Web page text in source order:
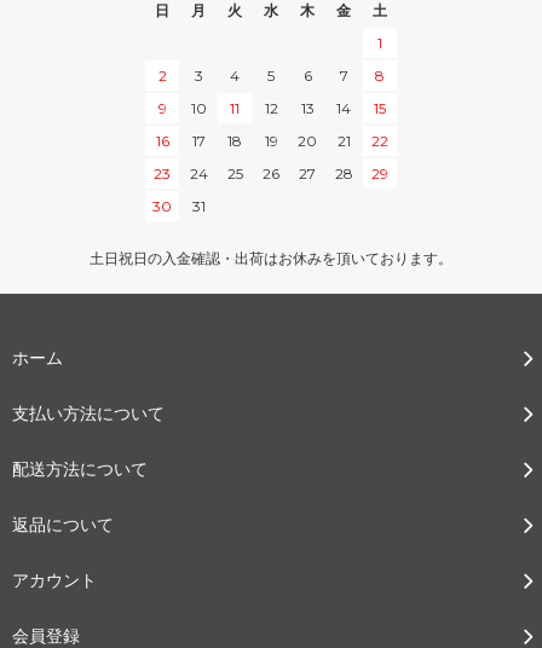
日
月 火 水 木 金
土
1
2
3 4 5 6 7
8
9
10 11 12 13 14
15
16
17 18 19 20 21
22
23
24 25 26 27 28
29
30
31
土日祝日の入金確認・出荷はお休みを頂いております。
ホーム
支払い方法について
配送方法について
返品について
アカウント
会員登録